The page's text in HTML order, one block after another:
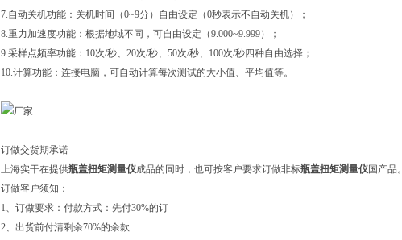
7.自动关机功能：关机时间（0~9分）自由设定（0秒表示不自动关机）；
8.重力加速度功能：根据地域不同，可自由设定（9.000~9.999）；
9.采样点频率功能：10次/秒、20次/秒、50次/秒、100次/秒四种自由选择；
10.计算功能：连接电脑，可自动计算每次测试的大小值、平均值等。
订做交货期承诺
上海实干在提供瓶盖扭矩测量仪成品的同时，也可按客户要求订做非标瓶盖扭矩测量仪国产品。
订做客户须知：
1、订做要求：付款方式：先付30%的订
2、出货前付清剩余70%的余款